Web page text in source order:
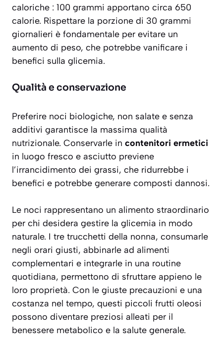
caloriche : 100 grammi apportano circa 650
calorie. Rispettare la porzione di 30 grammi
giornalieri è fondamentale per evitare un
aumento di peso, che potrebbe vanificare i
benefici sulla glicemia.
Qualità e conservazione
Preferire noci biologiche, non salate e senza
additivi garantisce la massima qualità
nutrizionale. Conservarle in contenitori ermetici
in luogo fresco e asciutto previene
l’irrancidimento dei grassi, che ridurrebbe i
benefici e potrebbe generare composti dannosi.
Le noci rappresentano un alimento straordinario
per chi desidera gestire la glicemia in modo
naturale. I tre trucchetti della nonna, consumarle
negli orari giusti, abbinarle ad alimenti
complementari e integrarle in una routine
quotidiana, permettono di sfruttare appieno le
loro proprietà. Con le giuste precauzioni e una
costanza nel tempo, questi piccoli frutti oleosi
possono diventare preziosi alleati per il
benessere metabolico e la salute generale.